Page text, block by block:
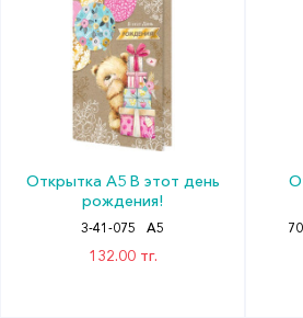
Открытка А5 В этот день
рождения!
3-41-075 А5
132.00 тг.